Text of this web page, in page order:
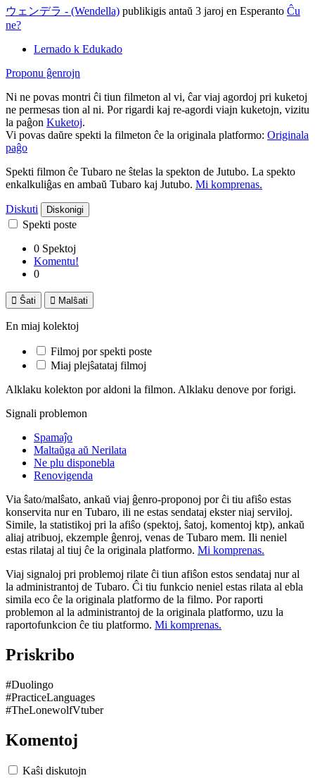
ウェンデラ - (Wendella) publikigis antaŭ 3 jaroj en Esperanto Ĉu
ne?
Lernado k Edukado
Proponu ĝenrojn
Ni ne povas montri ĉi tiun filmeton al vi, ĉar viaj agordoj pri kuketoj
ne permesas tion al ni. Por rigardi kaj re-agordi viajn kuketojn, vizitu
la paĝon Kuketoj.
Vi povas daŭre spekti la filmeton ĉe la originala platformo: Originala
paĝo
Spekti filmon ĉe Tubaro ne ŝtelas la spekton de Jutubo. La spekto
enkalkuliĝas en ambaŭ Tubaro kaj Jutubo. Mi komprenas.
Diskuti Diskonigi
Spekti poste
0 Spektoj
Komentu!
0
 Ŝati  Malŝati
En miaj kolektoj
Filmoj por spekti poste
Miaj plejŝatataj filmoj
Alklaku kolekton por aldoni la filmon. Alklaku denove por forigi.
Signali problemon
Spamaĵo
Maltaŭga aŭ Nerilata
Ne plu disponebla
Renovigenda
Via ŝato/malŝato, ankaŭ viaj ĝenro-proponoj por ĉi tiu afiŝo estas
konservita nur en Tubaro, ili ne estas sendataj ekster niaj serviloj.
Simile, la statistikoj pri la afiŝo (spektoj, ŝatoj, komentoj ktp), ankaŭ
aliaj atribuoj, ekzemple ĝenroj, venas de Tubaro mem. Ili neniel
estas rilataj al tiuj ĉe la originala platformo. Mi komprenas.
Viaj signaloj pri problemoj rilate ĉi tiun afiŝon estos sendataj nur al
la administrantoj de Tubaro. Ĉi tiu funkcio neniel estas rilata al ebla
simila eco ĉe la originala platformo de la filmo. Por raporti
problemon al la administrantoj de la originala platformo, uzu la
raportofunkcion ĉe tiu platformo. Mi komprenas.
Priskribo
#Duolingo
#PracticeLanguages
#TheLonewolfVtuber
Komentoj
Kaŝi diskutojn